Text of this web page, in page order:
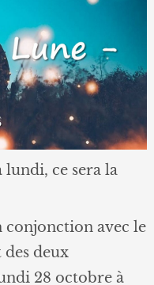
lundi, ce sera la
conjonction avec le
des deux
28 octobre à